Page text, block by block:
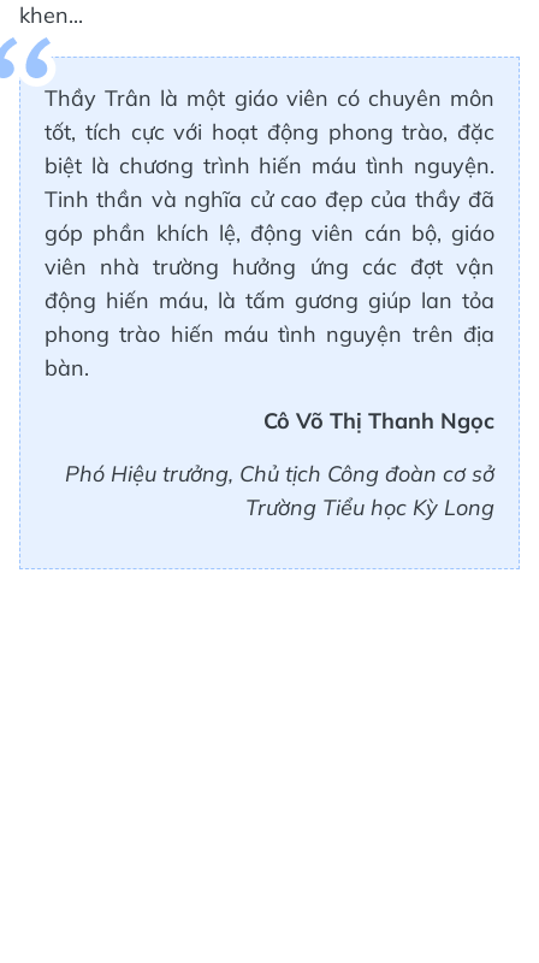
khen...
Thầy Trân là một giáo viên có chuyên môn
tốt, tích cực với hoạt động phong trào, đặc
biệt là chương trình hiến máu tình nguyện.
Tinh thần và nghĩa cử cao đẹp của thầy đã
góp phần khích lệ, động viên cán bộ, giáo
viên nhà trường hưởng ứng các đợt vận
động hiến máu, là tấm gương giúp lan tỏa
phong trào hiến máu tình nguyện trên địa
bàn.
Cô Võ Thị Thanh Ngọc
Phó Hiệu trưởng, Chủ tịch Công đoàn cơ sở
Trường Tiểu học Kỳ Long